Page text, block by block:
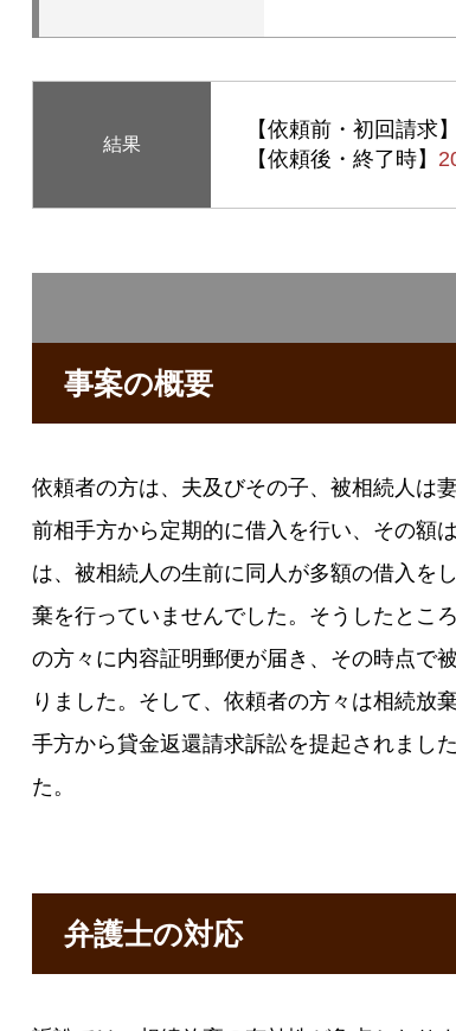
結果
【依頼前・初回請求
【依頼後・終了時】
事案の概要
依頼者の方は、夫及びその子、被相続人は
前相手方から定期的に借入を行い、その額
は、被相続人の生前に同人が多額の借入を
棄を行っていませんでした。そうしたとこ
の方々に内容証明郵便が届き、その時点で
りました。そして、依頼者の方々は相続放
手方から貸金返還請求訴訟を提起されまし
た。
弁護士の対応